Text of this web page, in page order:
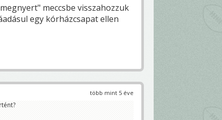
meccsbe visszahozzuk
egy kórházcsapat ellen
több mint 5 éve